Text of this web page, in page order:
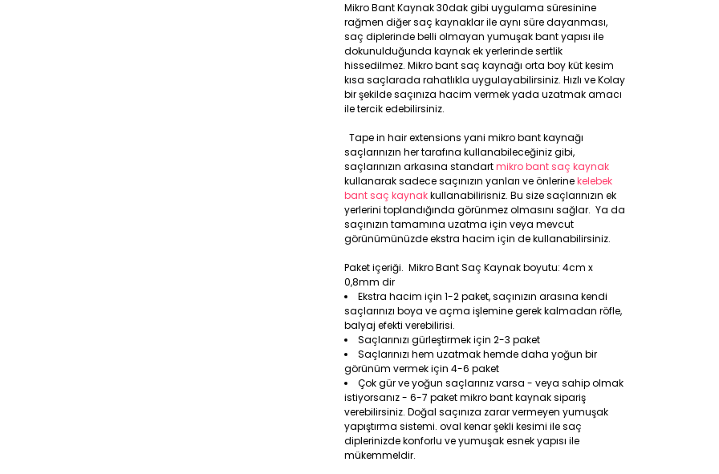
Mikro Bant Kaynak 30dak gibi uygulama süresinine
rağmen diğer saç kaynaklar ile aynı süre dayanması,
saç diplerinde belli olmayan yumuşak bant yapısı ile
dokunulduğunda kaynak ek yerlerinde sertlik
hissedilmez. Mikro bant saç kaynağı orta boy küt kesim
kısa saçlarada rahatlıkla uygulayabilirsiniz. Hızlı ve Kolay
bir şekilde saçınıza hacim vermek yada uzatmak amacı
ile tercik edebilirsiniz.
Tape in hair extensions yani mikro bant kaynağı
saçlarınızın her tarafına kullanabileceğiniz gibi,
saçlarınızın arkasına standartmikro bant saç kaynak
kullanarak sadece saçınızın yanları ve önlerinekelebek
bant saç kaynakkullanabilirisniz. Bu size saçlarınızın ek
yerlerini toplandığında görünmez olmasını sağlar. Ya da
saçınızın tamamına uzatma için veya mevcut
görünümünüzde ekstra hacim için de kullanabilirsiniz.
Paket içeriği. Mikro Bant Saç Kaynak boyutu: 4cm x
0,8mm dir
Ekstra hacim için 1-2 paket, saçınızın arasına kendi
saçlarınızı boya ve açma işlemine gerek kalmadan röfle,
balyaj efekti verebilirisi.
Saçlarınızı gürleştirmek için 2-3 paket
Saçlarınızı hem uzatmak hemde daha yoğun bir
görünüm vermek için 4-6 paket
Çok gür ve yoğun saçlarınız varsa - veya sahip olmak
istiyorsanız - 6-7 paket mikro bant kaynak sipariş
verebilirsiniz. Doğal saçınıza zarar vermeyen yumuşak
yapıştırma sistemi. oval kenar şekli kesimi ile saç
diplerinizde konforlu ve yumuşak esnek yapısı ile
mükemmeldir.